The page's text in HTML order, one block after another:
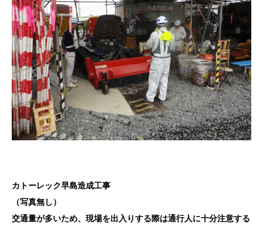
カトーレック早島造成工事
（写真無し）
交通量が多いため、現場を出入りする際は通行人に十分注意する